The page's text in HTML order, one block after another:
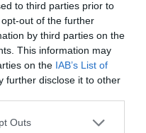
to third parties prior to
out of the further
by third parties on the
This information may
on the IAB’s List of
further disclose it to other
one or more Google
Outs